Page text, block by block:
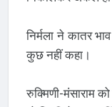
निर्मला ने कातर
कुछ नहीं कहा।
रुक्मिणी-मंसाराम